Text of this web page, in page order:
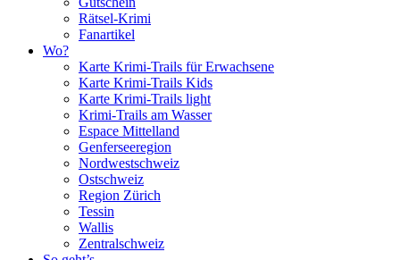
Rätsel-Krimi
Fanartikel
Wo?
Karte Krimi-Trails für Erwachsene
Karte Krimi-Trails Kids
Karte Krimi-Trails light
Krimi-Trails am Wasser
Espace Mittelland
Genferseeregion
Nordwestschweiz
Ostschweiz
Region Zürich
Tessin
Wallis
Zentralschweiz